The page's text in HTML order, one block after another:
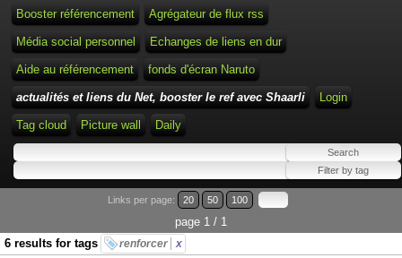
Booster référencement Agrégateur de flux rss
Média social personnel Echanges de liens en dur
Aide au référencement fonds d'écran Naruto
actualités et liens du Net, booster le ref avec Shaarli Login
Tag cloud Picture wall Daily
Links per page: 20 50 100
page 1 / 1
6 results for tags
renforcer x